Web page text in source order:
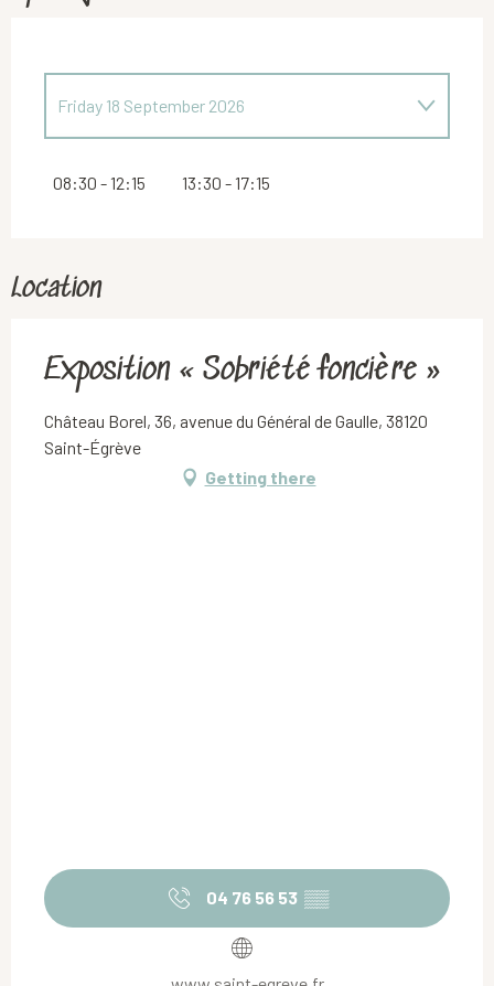
Friday 18 September 2026
2026
08:30 - 12:15 13:30 - 17:15
Location
Exposition « Sobriété foncière »
Château Borel, 36, avenue du Général de Gaulle, 38120
Saint-Égrève
Getting there
04 76 56 53 ▒▒